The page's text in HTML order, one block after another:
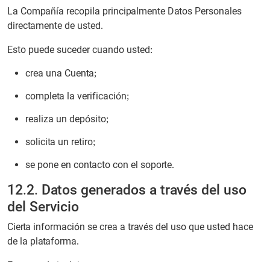
La Compañía recopila principalmente Datos Personales
directamente de usted.
Esto puede suceder cuando usted:
crea una Cuenta;
completa la verificación;
realiza un depósito;
solicita un retiro;
se pone en contacto con el soporte.
12.2. Datos generados a través del uso
del Servicio
Cierta información se crea a través del uso que usted hace
de la plataforma.